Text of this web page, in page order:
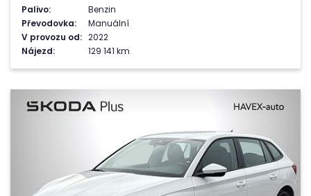
Palivo:
Benzin
Převodovka:
Manuální
V provozu od: 2022
Nájezd:
129 141 km